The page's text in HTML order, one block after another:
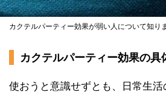
カクテルパーティー効果が弱い人について知り
カクテルパーティー効果の具
使おうと意識せずとも、日常生